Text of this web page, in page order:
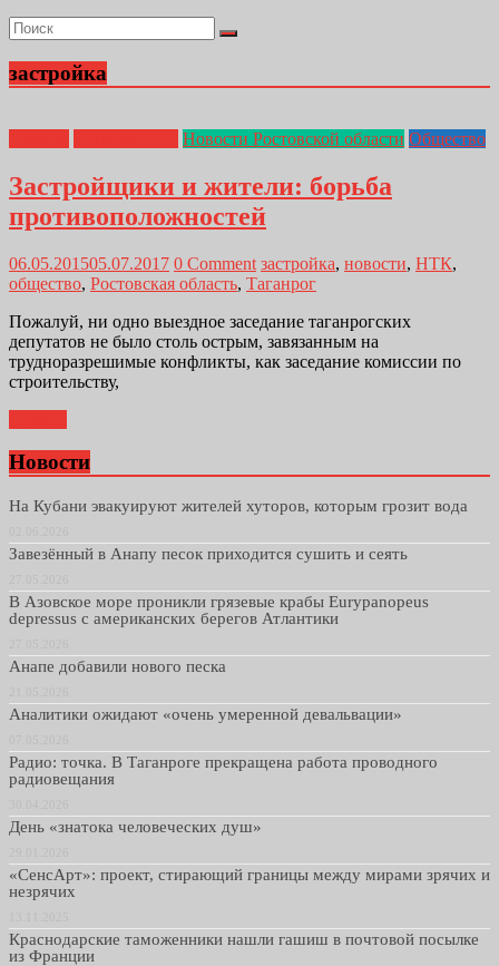
застройка
Новости Ростовской области Общество
Застройщики и жители: борьба
противоположностей
06.05.201505.07.2017 0 Comment застройка, новости, НТК,
общество, Ростовская область, Таганрог
Пожалуй, ни одно выездное заседание таганрогских
депутатов не было столь острым, завязанным на
трудноразрешимые конфликты, как заседание комиссии по
строительству,
Новости
На Кубани эвакуируют жителей хуторов, которым грозит вода
Завезённый в Анапу песок приходится сушить и сеять
В Азовское море проникли грязевые крабы Eurypanopeus
depressus с американских берегов Атлантики
Анапе добавили нового песка
Аналитики ожидают «очень умеренной девальвации»
Радио: точка. В Таганроге прекращена работа проводного
радиовещания
День «знатока человеческих душ»
«СенсАрт»: проект, стирающий границы между мирами зрячих и
незрячих
Краснодарские таможенники нашли гашиш в почтовой посылке
из Франции